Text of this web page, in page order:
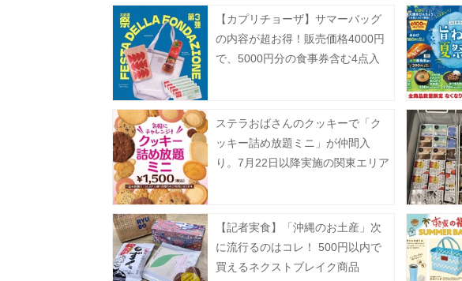
【カプリチョーザ】サマーバッグ
の内容が超お得！販売価格4000円
で、5000円分の食事券含む4点入
ステラおばさんのクッキーで「ク
ッキー詰め放題ミニ」が仲間入
り。7月22日以降実施の関東エリア
【記者実食】「沖縄のお土産」次
に流行るのはコレ！ 500円以内で
買えるネクストブレイク商品